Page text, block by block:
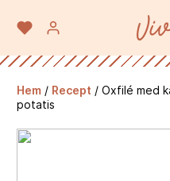
Hem / Recept / Oxfilé med
potatis